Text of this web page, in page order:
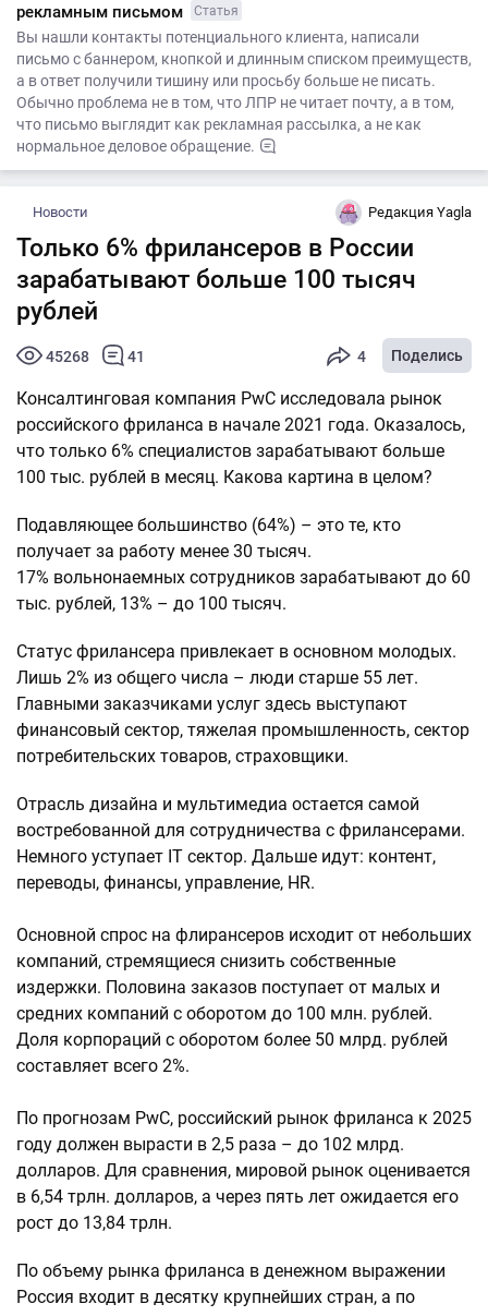
рекламным письмом
Статья
Вы нашли контакты потенциального клиента, написали
письмо с баннером, кнопкой и длинным списком преимуществ,
а в ответ получили тишину или просьбу больше не писать.
Обычно проблема не в том, что ЛПР не читает почту, а в том,
что письмо выглядит как рекламная рассылка, а не как
нормальное деловое обращение.
Новости Редакция Yagla
Только 6% фрилансеров в России
зарабатывают больше 100 тысяч
рублей
45268 41 4 Поделись
Консалтинговая компания PwC исследовала рынок
российского фриланса в начале 2021 года. Оказалось,
что только 6% специалистов зарабатывают больше
100 тыс. рублей в месяц. Какова картина в целом?
Подавляющее большинство (64%) – это те, кто
получает за работу менее 30 тысяч.
17% вольнонаемных сотрудников зарабатывают до 60
тыс. рублей, 13% – до 100 тысяч.
Статус фрилансера привлекает в основном молодых.
Лишь 2% из общего числа – люди старше 55 лет.
Главными заказчиками услуг здесь выступают
финансовый сектор, тяжелая промышленность, сектор
потребительских товаров, страховщики.
Отрасль дизайна и мультимедиа остается самой
востребованной для сотрудничества с фрилансерами.
Немного уступает IT сектор. Дальше идут: контент,
переводы, финансы, управление, HR.
Основной спрос на флирансеров исходит от небольших
компаний, стремящиеся снизить собственные
издержки. Половина заказов поступает от малых и
средних компаний с оборотом до 100 млн. рублей.
Доля корпораций с оборотом более 50 млрд. рублей
составляет всего 2%.
По прогнозам PwC, российский рынок фриланса к 2025
году должен вырасти в 2,5 раза – до 102 млрд.
долларов. Для сравнения, мировой рынок оценивается
в 6,54 трлн. долларов, а через пять лет ожидается его
рост до 13,84 трлн.
По объему рынка фриланса в денежном выражении
Россия входит в десятку крупнейших стран, а по